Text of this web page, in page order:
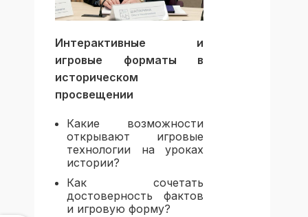
Интерактивные и
игровые форматы в
историческом
просвещении
Какие возможности
открывают игровые
технологии на уроках
истории?
Как сочетать
достоверность фактов
и игровую форму?